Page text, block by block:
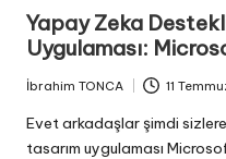
Yapay Zeka
Uygulaması:
Posted
by
İbrahim TONCA 11
Evet arkadaşlar şimdi
tasarım uygulaması